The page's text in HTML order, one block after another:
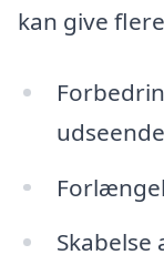
kan give
Skabelse